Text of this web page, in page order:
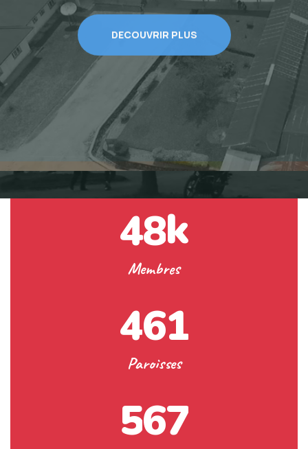
DECOUVRIR PLUS
48k
Membres
461
Paroisses
567